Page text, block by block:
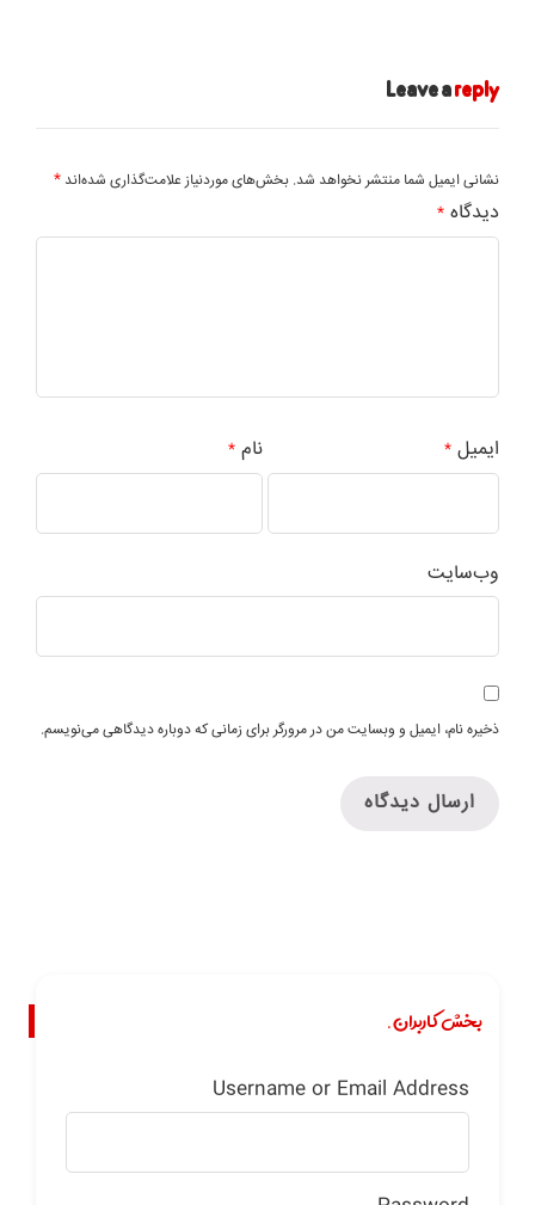
Leave areply
نشانی ایمیل شما منتشر نخواهد شد. بخش‌های موردنیاز علامت‌گذاری شده‌اند *
دیدگاه *
نام * ایمیل*
وب‌سایت
ذخیره نام، ایمیل و وبسایت من در مرورگر برای زمانی که دوباره دیدگاهی می‌نویسم.
بخش کاربران.
Username or Email Address